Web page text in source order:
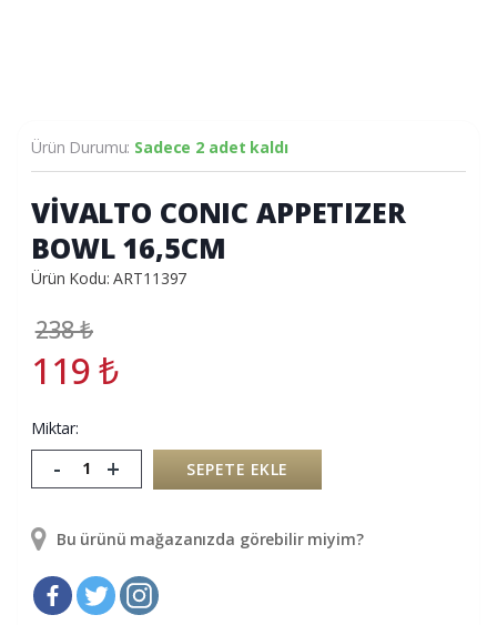
Ürün Durumu: Sadece 2 adet kaldı
VİVALTO CONIC APPETIZER
BOWL 16,5CM
Ürün Kodu: ART11397
238₺
119₺
Miktar:
- + SEPETE EKLE
Bu ürünü mağazanızda görebilir miyim?